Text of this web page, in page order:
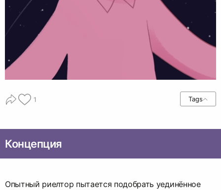
1 Tags
Концепция
Опытный риелтор пытается подобрать уединённое